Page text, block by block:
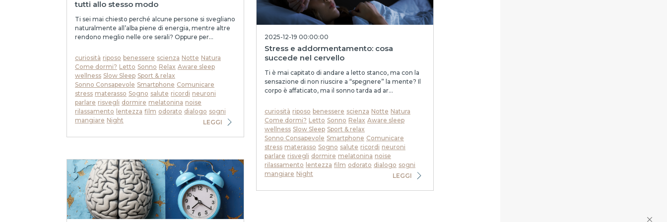
tutti allo stesso modo
Ti sei mai chiesto perché alcune persone si svegliano
naturalmente all’alba piene di energia, mentre altre
rendono meglio nelle ore serali? Oppure per...
curiosità riposo benessere scienza Notte Natura
Come dormi? Letto Sonno Relax Aware sleep
wellness Slow Sleep Sport & relax
Sonno Consapevole Smartphone Comunicare
stress materasso Sogno salute ricordi neuroni
parlare risvegli dormire melatonina noise
rilassamento lentezza film odorato dialogo sogni
mangiare Night LEGGI
2025-12-19 00:00:00
Stress e addormentamento: cosa
succede nel cervello
Ti è mai capitato di andare a letto stanco, ma con la
sensazione di non riuscire a “spegnere” la mente? Il
corpo è affaticato, ma il sonno tarda ad ar...
curiosità riposo benessere scienza Notte Natura
Come dormi? Letto Sonno Relax Aware sleep
wellness Slow Sleep Sport & relax
Sonno Consapevole Smartphone Comunicare
stress materasso Sogno salute ricordi neuroni
parlare risvegli dormire melatonina noise
rilassamento lentezza film odorato dialogo sogni
mangiare Night LEGGI